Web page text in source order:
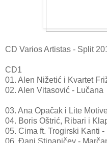
CD Varios Artistas - Split
CD1
01. Alen Nižetić i Kvartet
02. Alen Vitasović - Lučana
03. Ana Opačak i Lite
04. Boris Oštrić, Ribari i
05. Cima ft. Trogirski Kanti